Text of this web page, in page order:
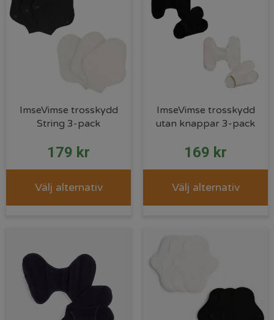
ImseVimse trosskydd
String 3-pack
179 kr
Välj alternativ
ImseVimse trosskydd
utan knappar 3-pack
169 kr
Välj alternativ